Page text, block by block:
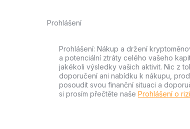
Prohlášení
Prohlášení: Nákup a držení
a potenciální ztráty celého vašeho
jakékoli výsledky vašich aktivit. Nic z
doporučení ani nabídku k nákupu,
posoudit svou finanční situaci a
si prosím přečtěte naše Prohlášení o